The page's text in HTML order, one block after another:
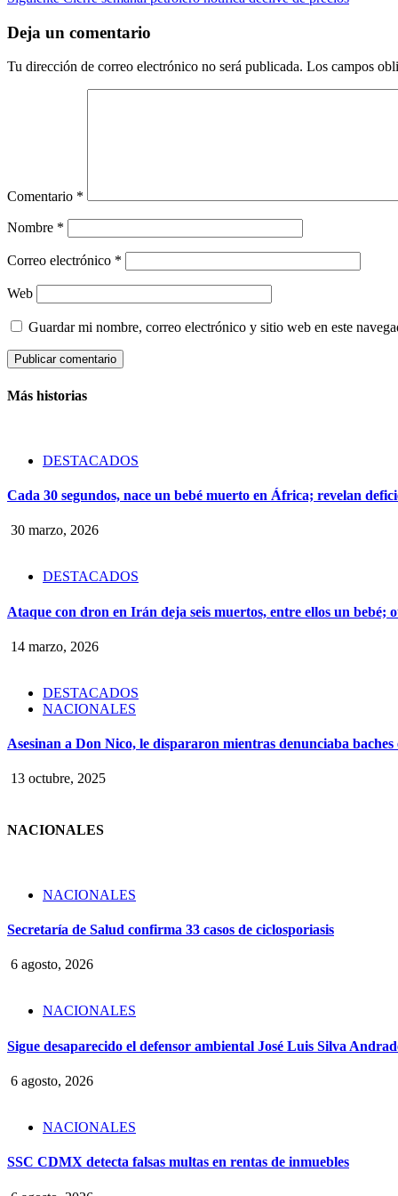
navigation
Deja un comentario
Tu dirección de correo electrónico no será publicada. Los campos
Comentario *
Nombre *
Correo electrónico *
Web
Guardar mi nombre, correo electrónico y sitio web en este
Más historias
DESTACADOS
Cada 30 segundos, nace un bebé muerto en África; revelan
30 marzo, 2026
DESTACADOS
Ataque con dron en Irán deja seis muertos, entre ellos un
14 marzo, 2026
DESTACADOS
NACIONALES
Asesinan a Don Nico, le dispararon mientras denunciaba
13 octubre, 2025
NACIONALES
NACIONALES
Secretaría de Salud confirma 33 casos de ciclosporiasis
6 agosto, 2026
NACIONALES
Sigue desaparecido el defensor ambiental José Luis Silva
6 agosto, 2026
NACIONALES
SSC CDMX detecta falsas multas en rentas de inmuebles